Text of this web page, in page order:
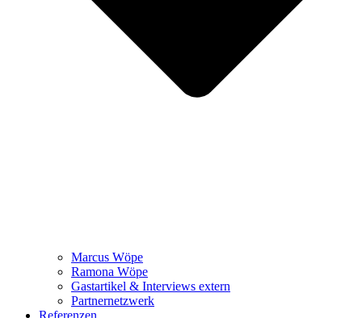
Marcus Wöpe
Ramona Wöpe
Gastartikel & Interviews extern
Partnernetzwerk